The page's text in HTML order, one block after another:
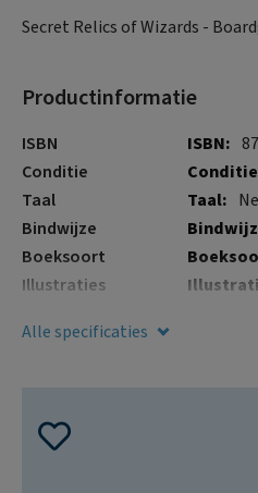
van
gallerij
begin
afbeeldingen-
Secret Relics of Wizards -
Productinformatie
Meer
informatie
ISBN
Conditie
Taal
Bindwijze
Boeksoort
Illustraties
Alle specificaties